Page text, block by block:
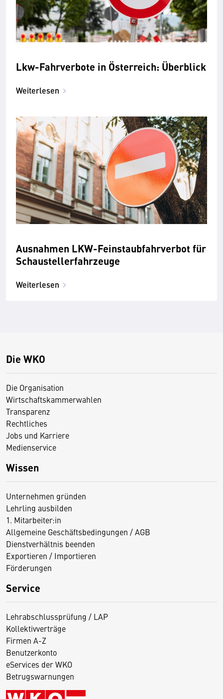
Lkw-Fahrverbote in Österreich: Überblick
Weiterlesen
Ausnahmen LKW-Feinstaubfahrverbot für
Schaustellerfahrzeuge
Weiterlesen
Die WKO
Die Organisation
Wirtschaftskammerwahlen
Transparenz
Rechtliches
Jobs und Karriere
Medienservice
Wissen
Unternehmen gründen
Lehrling ausbilden
1. Mitarbeiter:in
Allgemeine Geschäftsbedingungen / AGB
Dienstverhältnis beenden
Exportieren / Importieren
Förderungen
Service
Lehrabschlussprüfung / LAP
Kollektivverträge
Firmen A-Z
Benutzerkonto
eServices der WKO
Betrugswarnungen